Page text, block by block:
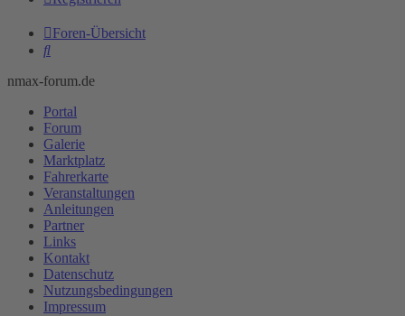
Foren-Übersicht
Suche
nmax-forum.de
Portal
Forum
Galerie
Marktplatz
Fahrerkarte
Veranstaltungen
Anleitungen
Partner
Links
Kontakt
Datenschutz
Nutzungsbedingungen
Impressum